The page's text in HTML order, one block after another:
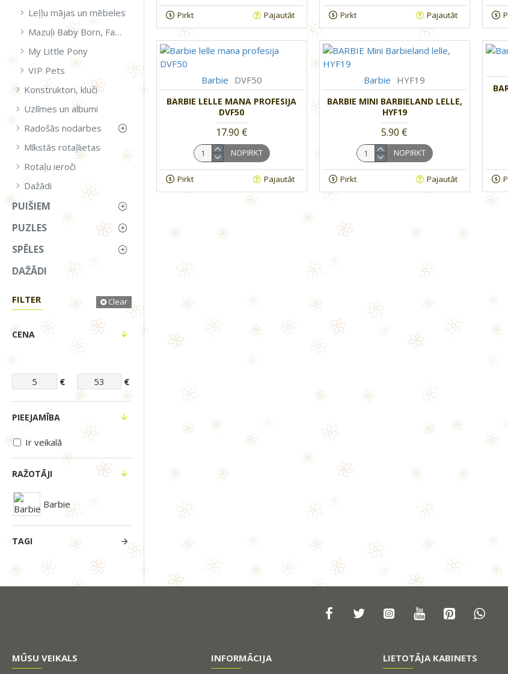
Leļļu mājas un mēbeles
Mazuļi Baby Born, Famosa un aksesuāri
My Little Pony
VIP Pets
Konstruktori, kluči
Uzlīmes un albumi
Radošās nodarbes
Mīkstās rotaļlietas
Rotaļu ieroči
Dažādi
PUIŠIEM
PUZLES
SPĒLES
DAŽĀDI
FILTER Clear
CENA
€ €
RAŽOTĀJI
Barbie
TAGI
PIEEJAMĪBA
Ir veikalā
Pirkt Pajautāt Pirkt Pajautāt
Barbie DVF50
BARBIE LELLE MANA PROFESIJA
DVF50
17.90 €
NOPIRKT
Pirkt Pajautāt
Barbie HYF19
BARBIE MINI BARBIELAND LELLE,
HYF19
5.90 €
NOPIRKT
Pirkt Pajautāt
MŪSU VEIKALS INFORMĀCIJA LIETOTĀJA KABINETS